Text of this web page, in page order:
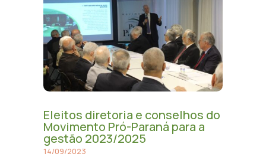
Eleitos diretoria e conselhos do
Movimento Pró-Paraná para a
gestão 2023/2025
14/09/2023